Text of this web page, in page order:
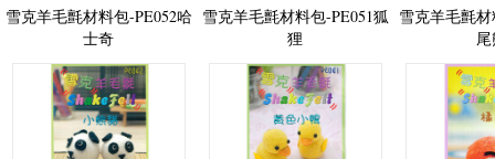
雪克羊毛氈材料包-PE052哈
士奇
雪克羊毛氈材料包-PE051狐
狸
雪克羊毛氈